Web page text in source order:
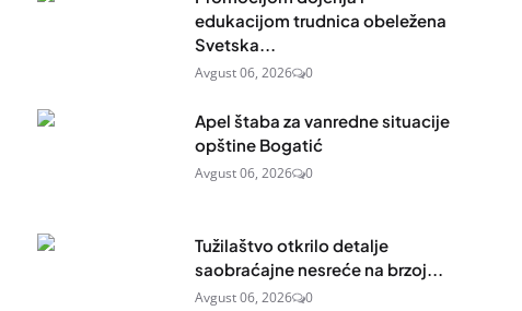
edukacijom trudnica obeležena
Svetska...
Avgust 06, 2026 0
Apel štaba za vanredne situacije
opštine Bogatić
Avgust 06, 2026 0
Tužilaštvo otkrilo detalje
saobraćajne nesreće na brzoj...
Avgust 06, 2026 0